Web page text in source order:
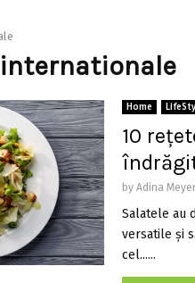
Home
10
by Adina
Salatele au
versatile și
cel......